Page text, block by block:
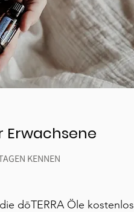
Erwachsene
KENNEN
dōTERRA Öle